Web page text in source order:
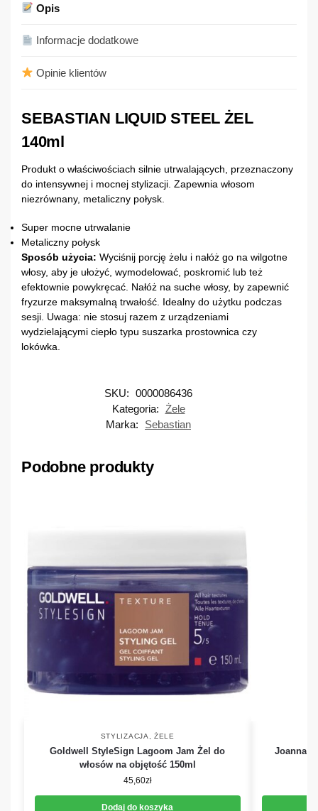
Opis
Informacje dodatkowe
Opinie klientów
SEBASTIAN LIQUID STEEL ŻEL
140ml
Produkt o właściwościach silnie utrwalających, przeznaczony
do intensywnej i mocnej stylizacji. Zapewnia włosom
niezrównany, metaliczny połysk.
Super mocne utrwalanie
Metaliczny połysk
Sposób użycia: Wyciśnij porcję żelu i nałóż go na wilgotne
włosy, aby je ułożyć, wymodelować, poskromić lub też
efektownie powykręcać. Nałóż na suche włosy, by zapewnić
fryzurze maksymalną trwałość. Idealny do użytku podczas
sesji. Uwaga: nie stosuj razem z urządzeniami
wydzielającymi ciepło typu suszarka prostownica czy
lokówka.
SKU: 0000086436
Kategoria: Żele
Marka:
Sebastian
Podobne produkty
STYLIZACJA ,ŻELE
Goldwell StyleSign Lagoom Jam Żel do
włosów na objętość 150ml
45,60zł
Dodaj do koszyka
Joanna